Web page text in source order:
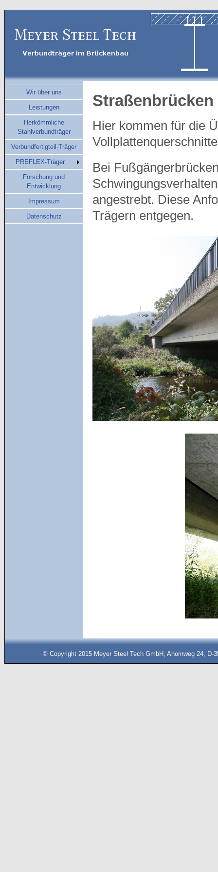
Wir über uns
Leistungen
Herkömmliche
Stahlverbundträger
Verbundfertigteil-Träger
PREFLEX-Träger
Forschung und
Entwicklung
Impressum
Datenschutz
Straßenbrücken
Hier kommen für die
Bei
angestrebt. Diese
Trägern entgegen.
© Copyright 2015 Meyer Steel Tech GmbH, Ahornweg 24, D-